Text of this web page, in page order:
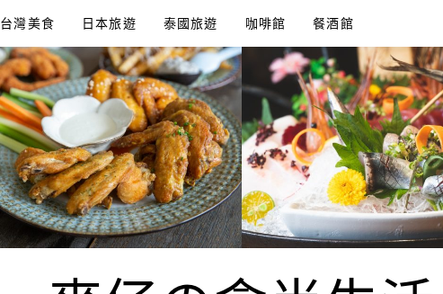
台灣美食 日本旅遊 泰國旅遊 咖啡館 餐酒館